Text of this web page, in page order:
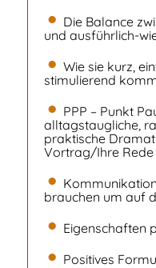
Die Balance
und ausführlich-
Wie sie kurz,
stimulierend
PPP – Punkt
alltagstaugliche,
praktische
Vortrag/Ihre Rede
brauchen um auf
Eigenschaften
Positives